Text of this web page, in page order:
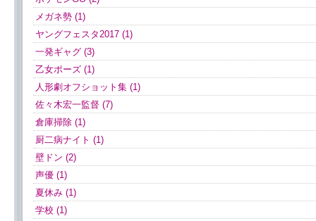
メガネ勢 (1)
ヤングフェスタ2017 (1)
一発ギャグ (3)
乙女ポーズ (1)
人形劇オフショット集 (1)
佐々木宏一監督 (7)
倉庫掃除 (1)
厨二病ナイト (1)
壁ドン (2)
声優 (1)
夏休み (1)
学校 (1)